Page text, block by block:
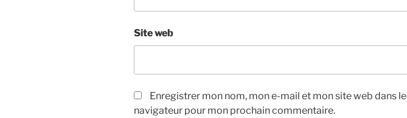
Site web
Enregistrer mon nom, mon e-mail et mon site web dans le
navigateur pour mon prochain commentaire.